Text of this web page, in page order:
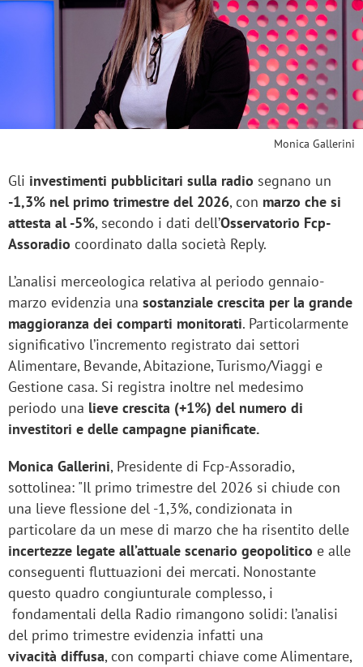
Monica Gallerini
Gli investimenti pubblicitari sulla radio segnano un
-1,3% nel primo trimestre del 2026, con marzo che si
attesta al -5%, secondo i dati dell’Osservatorio Fcp-
Assoradio coordinato dalla società Reply.
L’analisi merceologica relativa al periodo gennaio-
marzo evidenzia una sostanziale crescita per la grande
maggioranza dei comparti monitorati. Particolarmente
significativo l’incremento registrato dai settori
Alimentare, Bevande, Abitazione, Turismo/Viaggi e
Gestione casa. Si registra inoltre nel medesimo
periodo una lieve crescita (+1%) del numero di
investitori e delle campagne pianificate.
Monica Gallerini, Presidente di Fcp-Assoradio,
sottolinea: "Il primo trimestre del 2026 si chiude con
una lieve flessione del -1,3%, condizionata in
particolare da un mese di marzo che ha risentito delle
incertezze legate all’attuale scenario geopolitico e alle
conseguenti fluttuazioni dei mercati. Nonostante
questo quadro congiunturale complesso, i
fondamentali della Radio rimangono solidi: l’analisi
del primo trimestre evidenzia infatti una
vivacità diffusa, con comparti chiave come Alimentare,